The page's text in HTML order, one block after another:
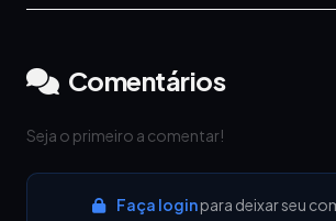
Comentários
Seja o primeiro a comentar!
Faça loginpara deixar seu